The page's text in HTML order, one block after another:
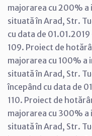
majorarea cu 200%
situată în Arad, Str.
cu data de
109. Proiect de
majorarea cu 100% a
situată în Arad, Str.
începând cu data de
110. Proiect de
majorarea cu 300%
situată în Arad, Str.